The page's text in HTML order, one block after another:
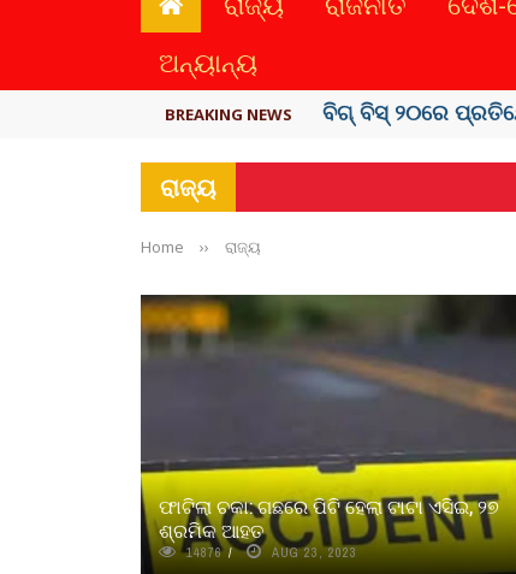
ଅନ୍ୟାନ୍ୟ
BREAKING NEWS ଅମରନାଥ ଯାତ୍ରା
ରାଜ୍ୟ
Home ›› ରାଜ୍ୟ
ଫାଟିଲା ଚକା: ଗଛରେ ପିଟି ହେଲା ଟାଟା ଏସିଇ, ୨୭
ଶ୍ରମିକ ଆହତ
14876 AUG 23, 2023